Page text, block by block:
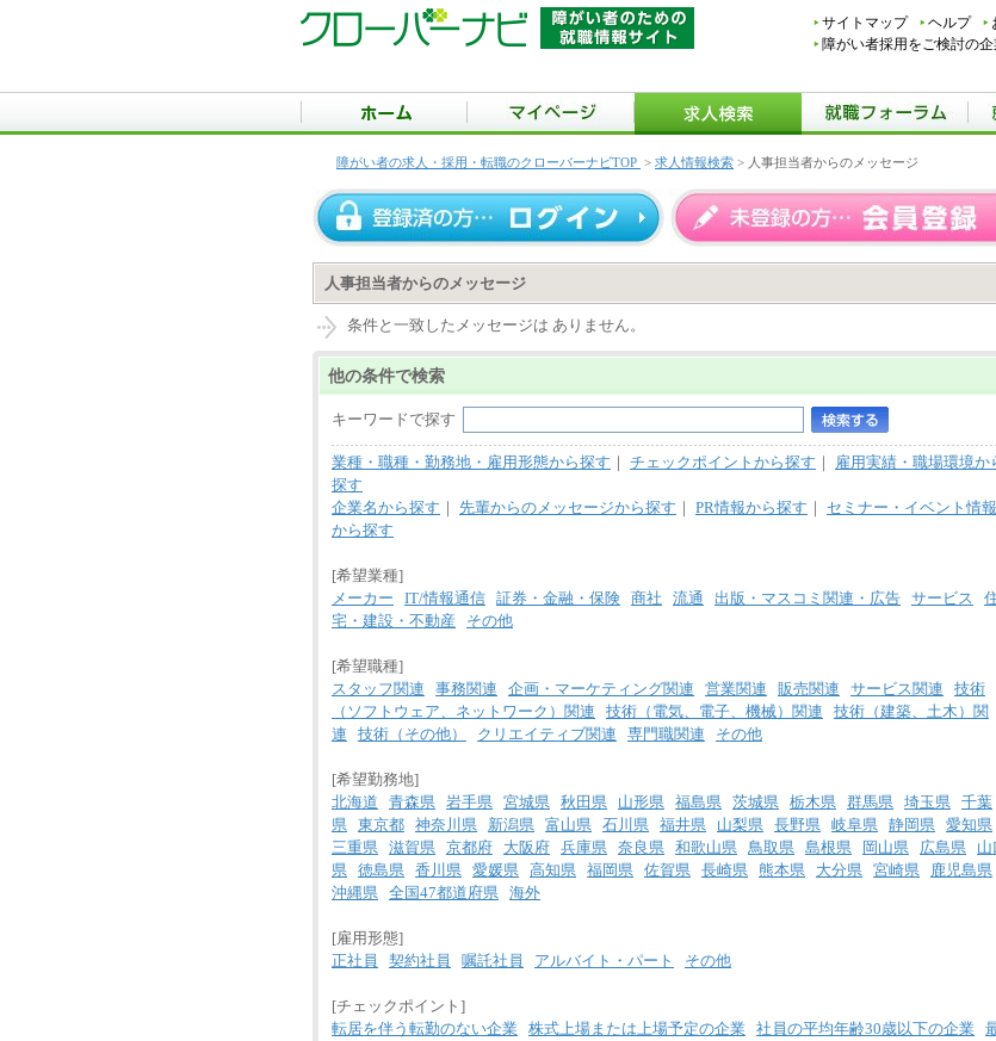
サイトマップ ヘルプ
障がい者採用をご検討の
障がい者の求人・採用・転職のクローバーナビTOP > 求人情報検索 > 人事担当者からのメッセージ
人事担当者からのメッセージ
条件と一致したメッセージは ありません。
他の条件で検索
キーワードで探す
業種・職種・勤務地・雇用形態から探す ｜ チェックポイントから探す ｜ 雇用実績・職場環境か
探す
企業名から探す ｜ 先輩からのメッセージから探す ｜ PR情報から探す ｜ セミナー・イベント情報
から探す
[希望業種]
メーカー
IT/情報通信 証券・金融・保険 商社 流通 出版・マスコミ関連・広告 サービス
宅・建設・不動産
その他
[希望職種]
スタッフ関連
事務関連 企画・マーケティング関連 営業関連 販売関連 サービス関連
技術
（ソフトウェア、ネットワーク）関連
技術（電気、電子、機械）関連
技術（建築、土木）関
連
技術（その他） クリエイティブ関連 専門職関連 その他
[希望勤務地]
北海道
青森県 岩手県 宮城県 秋田県 山形県 福島県 茨城県 栃木県 群馬県 埼玉県 千葉
県 東京都 神奈川県 新潟県 富山県 石川県 福井県 山梨県 長野県 岐阜県 静岡県 愛知県
三重県 滋賀県 京都府 大阪府 兵庫県 奈良県 和歌山県 鳥取県 島根県 岡山県 広島県
山
県 徳島県 香川県 愛媛県 高知県 福岡県 佐賀県 長崎県 熊本県 大分県 宮崎県
鹿児島県
沖縄県 全国47都道府県 海外
[雇用形態]
正社員
契約社員 嘱託社員 アルバイト・パート その他
[チェックポイント]
転居を伴う転勤のない企業 株式上場または上場予定の企業 社員の平均年齢30歳以下の企業